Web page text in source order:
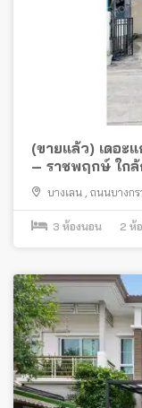
(ขายแล้ว) เดอะแ
– ราชพฤกษ์ ใก
บางเลน , ถนนบางกร
3 ห้องนอน 2 ห้